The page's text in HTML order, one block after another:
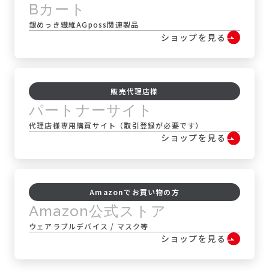
Bカート
銀めっき繊維AGposs関連製品
ショップを見る
販売代理店様
パートナーサイト
代理店様専用購買サイト（取引登録が必要です）
ショップを見る
Amazonでお買い物の方
Amazon公式ストア
ウェアラブルデバイス / マスク等
ショップを見る